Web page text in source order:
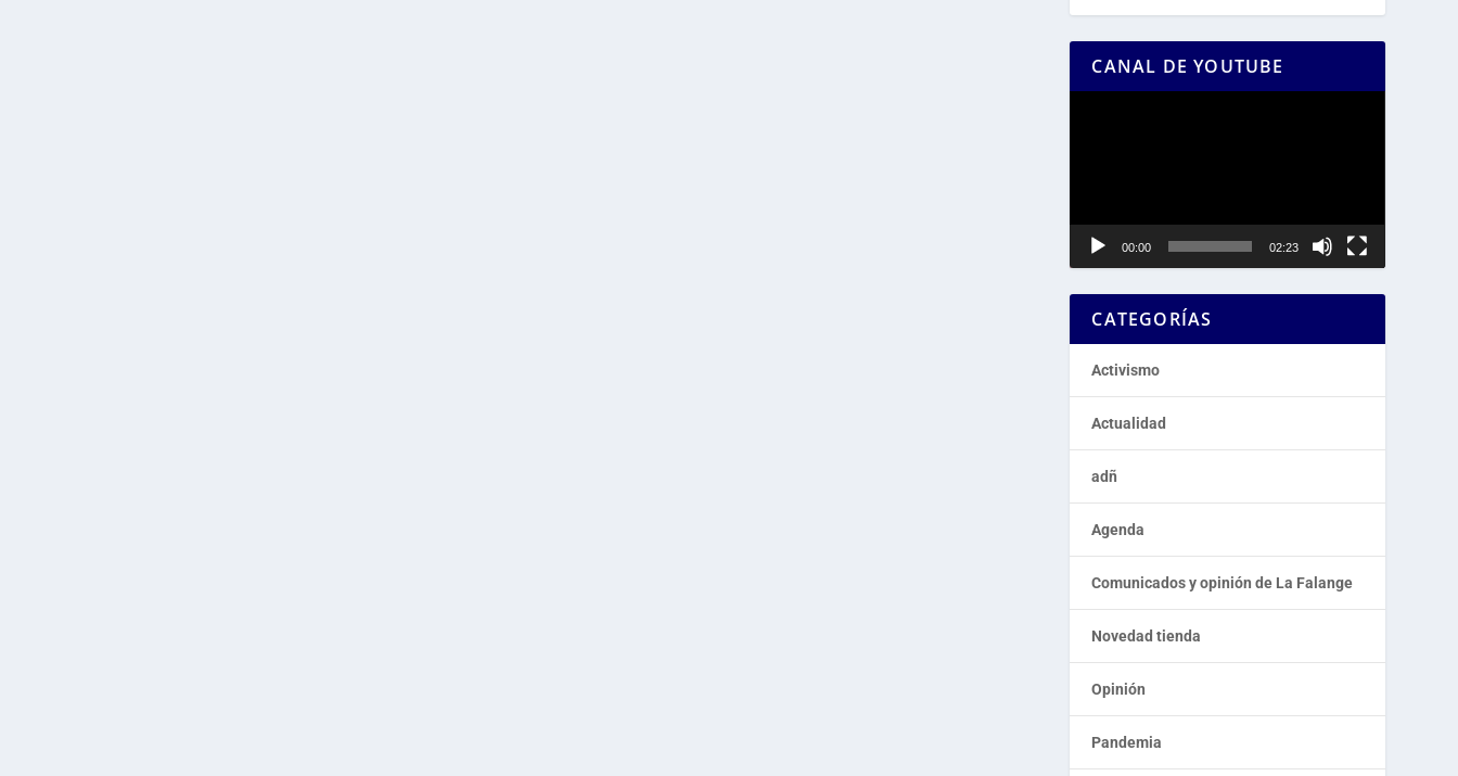
CANAL DE YOUTUBE
00:00 02:23
CATEGORÍAS
Activismo
Actualidad
adñ
Agenda
Comunicados y opinión de La Falange
Novedad tienda
Opinión
Pandemia